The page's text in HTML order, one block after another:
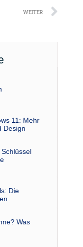
WEITER
11: Mehr
Design
Die
Was